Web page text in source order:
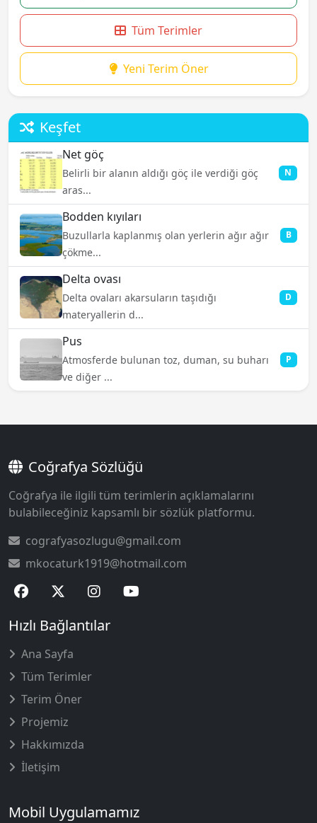
Tüm Terimler
Yeni Terim Öner
Keşfet
Net göç
Belirli bir alanın aldığı göç ile verdiği göç
aras...
N
Bodden kıyıları
Buzullarla kaplanmış olan yerlerin ağır ağır
çökme...
B
Delta ovası
Delta ovaları akarsuların taşıdığı
materyallerin d...
D
Pus
Atmosferde bulunan toz, duman, su buharı
ve diğer ...
P
Coğrafya Sözlüğü
Coğrafya ile ilgili tüm terimlerin açıklamalarını
bulabileceğiniz kapsamlı bir sözlük platformu.
cografyasozlugu@gmail.com
mkocaturk1919@hotmail.com
Hızlı Bağlantılar
Ana Sayfa
Tüm Terimler
Terim Öner
Projemiz
Hakkımızda
İletişim
Mobil Uygulamamız